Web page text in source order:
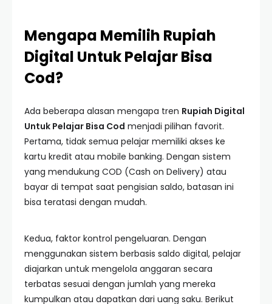
Mengapa Memilih Rupiah
Digital Untuk Pelajar Bisa
Cod?
Ada beberapa alasan mengapa tren Rupiah Digital
Untuk Pelajar Bisa Cod menjadi pilihan favorit.
Pertama, tidak semua pelajar memiliki akses ke
kartu kredit atau mobile banking. Dengan sistem
yang mendukung COD (Cash on Delivery) atau
bayar di tempat saat pengisian saldo, batasan ini
bisa teratasi dengan mudah.
Kedua, faktor kontrol pengeluaran. Dengan
menggunakan sistem berbasis saldo digital, pelajar
diajarkan untuk mengelola anggaran secara
terbatas sesuai dengan jumlah yang mereka
kumpulkan atau dapatkan dari uang saku. Berikut